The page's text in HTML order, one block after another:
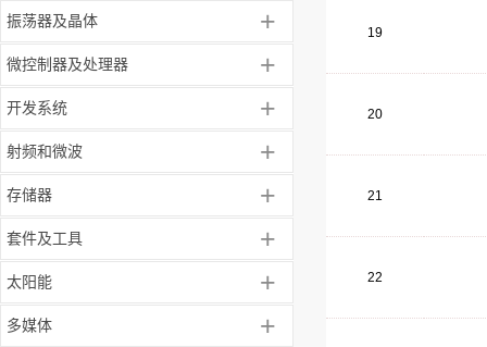
振荡器及晶体 +
微控制器及处理器 +
开发系统 +
射频和微波 +
存储器 +
套件及工具 +
太阳能 +
多媒体 +
19
20
21
22